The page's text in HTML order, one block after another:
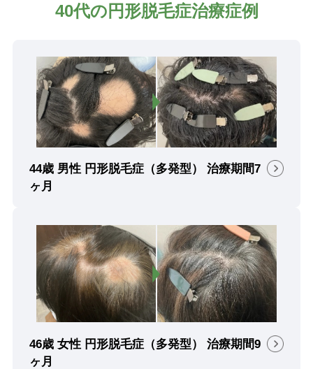
40代の円形脱毛症治療症例
44歳 男性 円形脱毛症（多発型） 治療期間7
ヶ月
46歳 女性 円形脱毛症（多発型） 治療期間9
ヶ月